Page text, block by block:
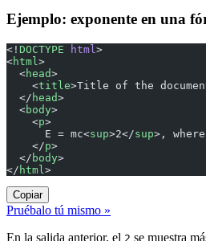
Ejemplo: exponente en una
<! DOCTYPE html >
<html >
  <
head>
    <
title>Title of the
  </
head>
  <
body>
    <
p>
      E = mc<
sup>2</sup>,
    </
p>
  </
body>
</ html >
Copiar
Pruébalo tú mismo »
En la salida anterior, el 2 se muestra